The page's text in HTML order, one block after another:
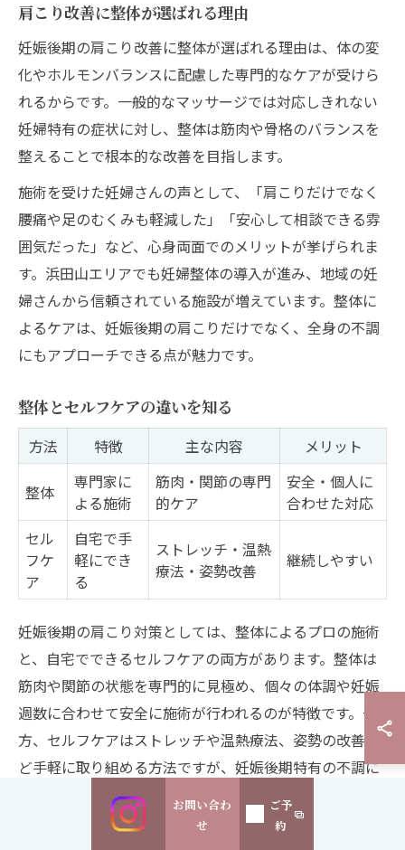
肩こり改善に整体が選ばれる理由
妊娠後期の肩こり改善に整体が選ばれる理由は、体の変
化やホルモンバランスに配慮した専門的なケアが受けら
れるからです。一般的なマッサージでは対応しきれない
妊婦特有の症状に対し、整体は筋肉や骨格のバランスを
整えることで根本的な改善を目指します。
施術を受けた妊婦さんの声として、「肩こりだけでなく
腰痛や足のむくみも軽減した」「安心して相談できる雰
囲気だった」など、心身両面でのメリットが挙げられま
す。浜田山エリアでも妊婦整体の導入が進み、地域の妊
婦さんから信頼されている施設が増えています。整体に
よるケアは、妊娠後期の肩こりだけでなく、全身の不調
にもアプローチできる点が魅力です。
整体とセルフケアの違いを知る
方法 特徴 主な内容 メリット
整体
専門家に
よる施術
筋肉・関節の専門
的ケア
安全・個人に
合わせた対応
セル
フケ
ア
自宅で手
軽にでき
る
ストレッチ・温熱
療法・姿勢改善
継続しやすい
妊娠後期の肩こり対策としては、整体によるプロの施術
と、自宅でできるセルフケアの両方があります。整体は
筋肉や関節の状態を専門的に見極め、個々の体調や妊娠
週数に合わせて安全に施術が行われるのが特徴です。一
方、セルフケアはストレッチや温熱療法、姿勢の改善な
ど手軽に取り組める方法ですが、妊娠後期特有の不調に
は限界がある場合もあります。
整体とセルフケアを組み合わせることで、肩こりの悪化
お問い合わ
せ
ご予
約